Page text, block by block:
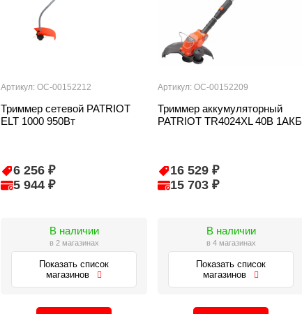
Артикул: ОС-00152212
Триммер сетевой PATRIOT
ELT 1000 950Вт
6 256 ₽
5 944 ₽
В наличии
в 2 магазинах
Показать список
магазинов
Артикул: ОС-00152209
Триммер аккумуляторный
PATRIOT TR4024XL 40В 1АКБ
16 529 ₽
15 703 ₽
В наличии
в 4 магазинах
Показать список
магазинов